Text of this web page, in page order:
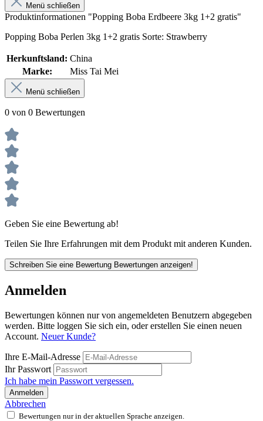
Menü schließen
Produktinformationen "Popping Boba Erdbeere 3kg 1+2 gratis"
Popping Boba Perlen 3kg 1+2 gratis Sorte: Strawberry
Herkunftsland: China
Marke:
Miss Tai Mei
Menü schließen
0 von 0 Bewertungen
Geben Sie eine Bewertung ab!
Teilen Sie Ihre Erfahrungen mit dem Produkt mit anderen Kunden.
Schreiben Sie eine Bewertung Bewertungen anzeigen!
Anmelden
Bewertungen können nur von angemeldeten Benutzern abgegeben
werden. Bitte loggen Sie sich ein, oder erstellen Sie einen neuen
Account. Neuer Kunde?
Ihre E-Mail-Adresse
Ihr Passwort
Ich habe mein Passwort vergessen.
Anmelden
Abbrechen
Bewertungen nur in der aktuellen Sprache anzeigen.